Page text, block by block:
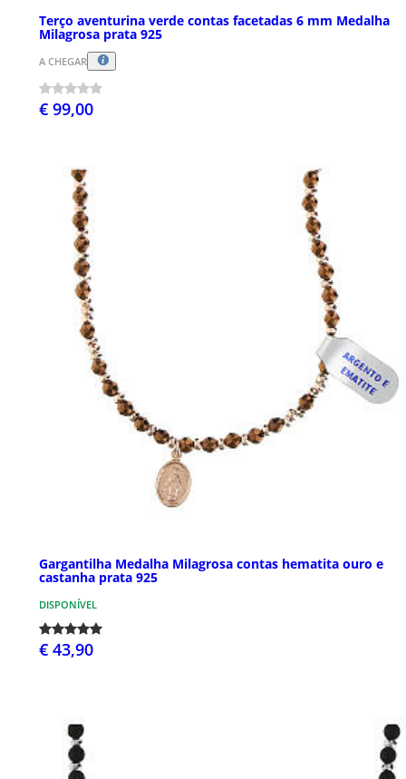
Terço aventurina verde contas facetadas 6 mm Medalha
Milagrosa prata 925
A CHEGAR
€ 99,00
Gargantilha Medalha Milagrosa contas hematita ouro e
castanha prata 925
DISPONÍVEL
€ 43,90